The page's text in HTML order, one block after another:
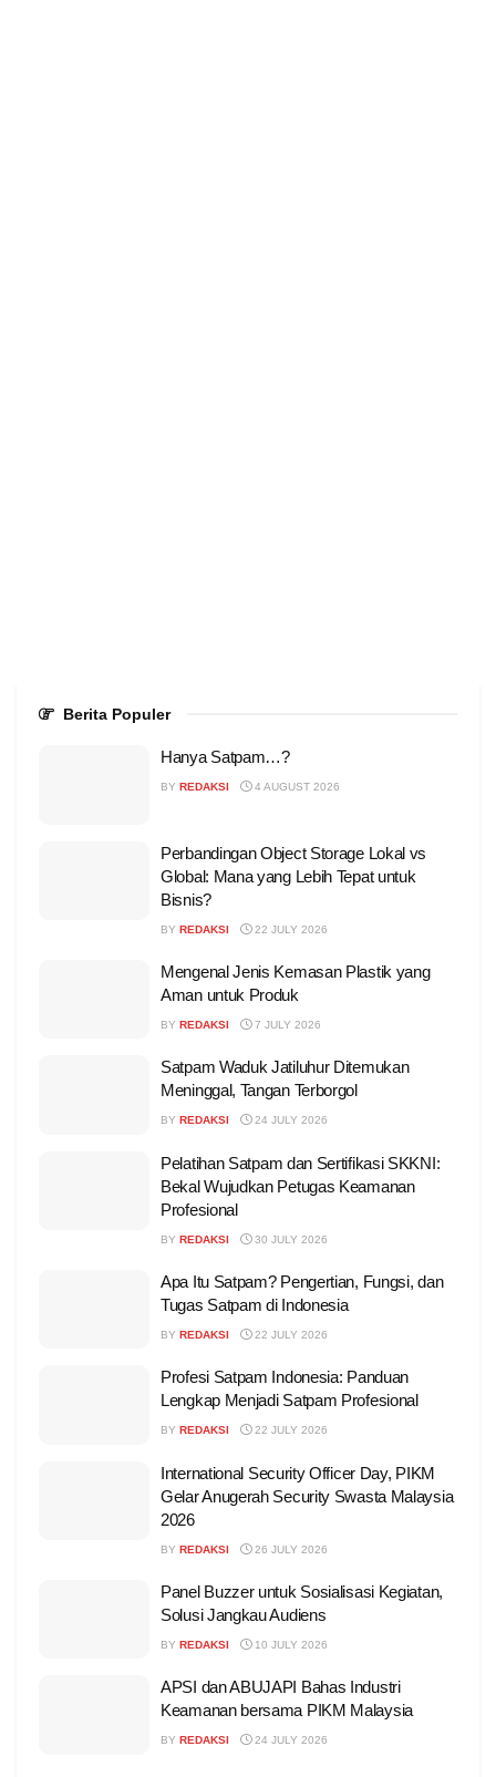
Berita Populer
Hanya Satpam…?
BY REDAKSI 4 AUGUST 2026
Perbandingan Object Storage Lokal vs
Global: Mana yang Lebih Tepat untuk
Bisnis?
BY REDAKSI 22 JULY 2026
Mengenal Jenis Kemasan Plastik yang
Aman untuk Produk
BY REDAKSI 7 JULY 2026
Satpam Waduk Jatiluhur Ditemukan
Meninggal, Tangan Terborgol
BY REDAKSI 24 JULY 2026
Pelatihan Satpam dan Sertifikasi SKKNI:
Bekal Wujudkan Petugas Keamanan
Profesional
BY REDAKSI 30 JULY 2026
Apa Itu Satpam? Pengertian, Fungsi, dan
Tugas Satpam di Indonesia
BY REDAKSI 22 JULY 2026
Profesi Satpam Indonesia: Panduan
Lengkap Menjadi Satpam Profesional
BY REDAKSI 22 JULY 2026
International Security Officer Day, PIKM
Gelar Anugerah Security Swasta Malaysia
2026
BY REDAKSI 26 JULY 2026
Panel Buzzer untuk Sosialisasi Kegiatan,
Solusi Jangkau Audiens
BY REDAKSI 10 JULY 2026
APSI dan ABUJAPI Bahas Industri
Keamanan bersama PIKM Malaysia
BY REDAKSI 24 JULY 2026